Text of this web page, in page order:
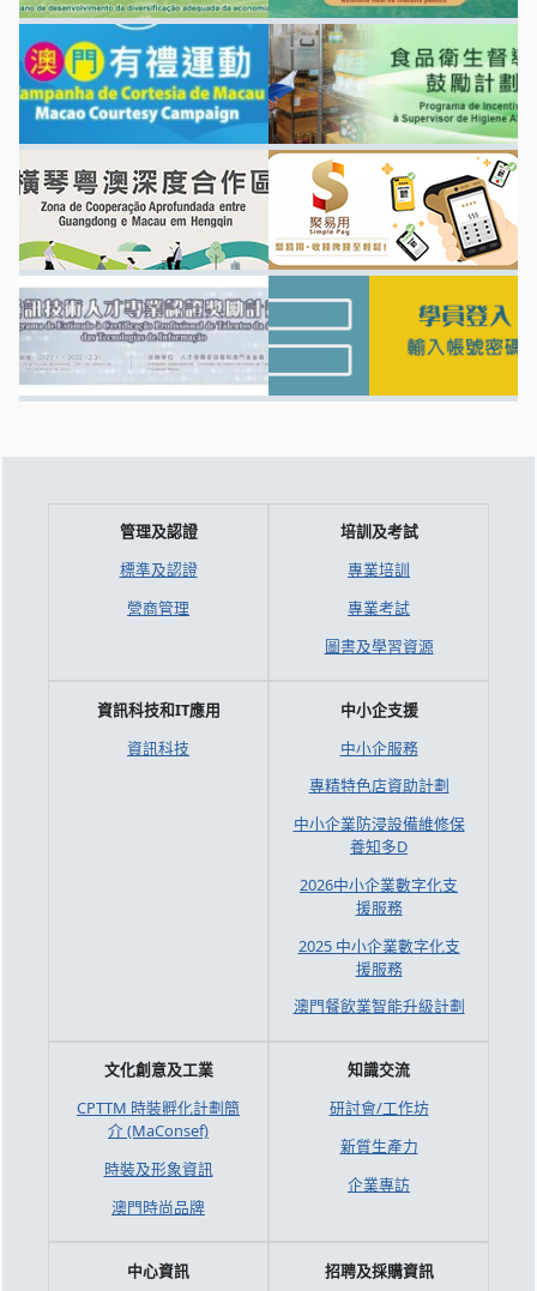
管理及認證
標準及認證
營商管理
培訓及考試
專業培訓
專業考試
圖書及學習資源
資訊科技和IT應用
資訊科技
中小企支援
中小企服務
專精特色店資助計劃
中小企業防浸設備維修保
養知多D
2026中小企業數字化支
援服務
2025 中小企業數字化支
援服務
澳門餐飲業智能升級計劃
文化創意及工業
CPTTM 時裝孵化計劃簡
介 (MaConsef)
時裝及形象資訊
澳門時尚品牌
知識交流
研討會/工作坊
新質生產力
企業專訪
中心資訊 招聘及採購資訊